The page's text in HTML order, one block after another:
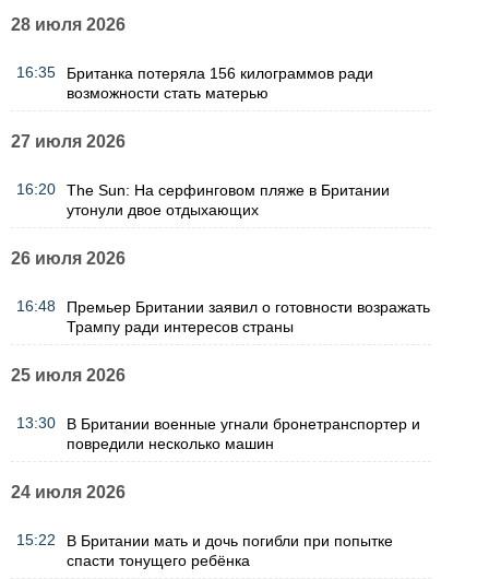
28 июля 2026
16:35
Британка потеряла 156 килограммов ради
возможности стать матерью
27 июля 2026
16:20
The Sun: На серфинговом пляже в Британии
утонули двое отдыхающих
26 июля 2026
16:48
Премьер Британии заявил о готовности возражать
Трампу ради интересов страны
25 июля 2026
13:30
В Британии военные угнали бронетранспортер и
повредили несколько машин
24 июля 2026
15:22
В Британии мать и дочь погибли при попытке
спасти тонущего ребёнка